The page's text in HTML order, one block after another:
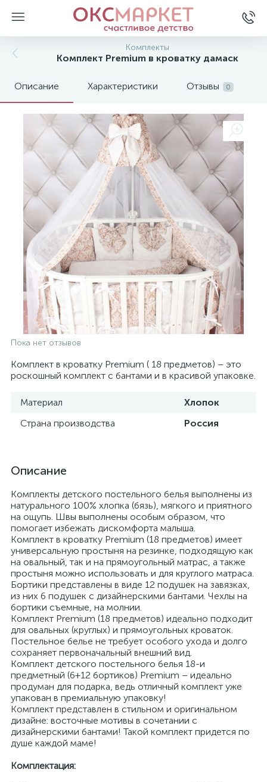
Комплекты
Комплект Premium в кроватку дамаск
Описание Характеристики Отзывы 0
Пока нет отзывов
Комплект в кроватку Premium ( 18 предметов) – это
роскошный комплект с бантами и в красивой упаковке.
Материал
Хлопок
Страна производства
Россия
Описание
Комплекты детского постельного белья выполнены из
натурального 100% хлопка (бязь), мягкого и приятного
на ощупь. Швы выполнены особым образом, что
помогает избежать дискомфорта малыша.
Комплект в кроватку Premium (18 предметов) имеет
универсальную простыня на резинке, подходящую как
на овальный, так и на прямоугольный матрас, а также
простыня можно использовать и для круглого матраса.
Бортики представлены в виде 12 подушек на завязках,
из них 6 подушек с дизайнерскими бантами. Чехлы на
бортики съемные, на молнии.
Комплект Premium (18 предметов) идеально подходит
для овальных (круглых) и прямоугольных кроваток.
Постельное белье не требует особого ухода и долго
сохраняет первоначальный внешний вид.
Комплект детского постельного белья 18-и
предметный (6+12 бортиков) Premium – идеально
продуман для подарка, ведь отличный комплект уже
упакован в премиальную упаковку!
Комплект представлен в стильном и оригинальном
дизайне: восточные мотивы в сочетании с
дизайнерскими бантами! Такой комплект придется по
душе каждой маме!
Комплектация: